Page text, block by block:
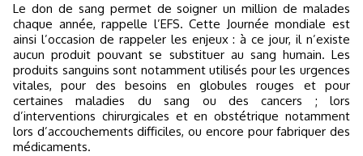
Le don de sang permet de soigner un million de malades
chaque année, rappelle l’EFS. Cette Journée mondiale est
ainsi l’occasion de rappeler les enjeux : à ce jour, il n’existe
aucun produit pouvant se substituer au sang humain. Les
produits sanguins sont notamment utilisés pour les urgences
vitales, pour des besoins en globules rouges et pour
certaines maladies du sang ou des cancers ; lors
d’interventions chirurgicales et en obstétrique notamment
lors d’accouchements difficiles, ou encore pour fabriquer des
médicaments.